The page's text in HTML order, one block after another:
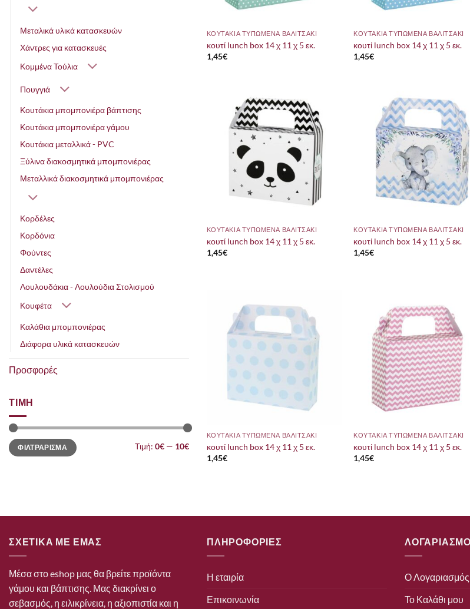
Μεταλικά υλικά κατασκευών
Χάντρες για κατασκευές
Κομμένα Τούλια
Πουγγιά
Κουτάκια μπομπονιέρα βάπτισης
Κουτάκια μπομπονιέρα γάμου
Κουτάκια μεταλλικά - PVC
Ξύλινα διακοσμητικά μπομπονιέρας
Μεταλλικά διακοσμητικά μπομπονιέρας
Κορδέλες
Κορδόνια
Φούντες
Δαντέλες
Λουλουδάκια - Λουλούδια Στολισμού
Κουφέτα
Καλάθια μπομπονιέρας
Διάφορα υλικά κατασκευών
Προσφορές
ΤΙΜΗ
Ελάχιστη
τιμή
Μέγιστη
τιμήΦΙΛΤΡΑΡΙΣΜΑ Τιμή: 0€ — 10€
ΚΟΥΤΑΚΙΑ ΤΥΠΩΜΕΝΑ ΒΑΛΙΤΣΑΚΙ
κουτί lunch box 14 χ 11 χ 5 εκ.
1,45€
ΚΟΥΤΑΚΙΑ ΤΥΠΩΜΕΝΑ ΒΑΛΙΤΣΑΚΙ
κουτί lunch box 14 χ 11 χ 5 εκ.
1,45€
ΚΟΥΤΑΚΙΑ ΤΥΠΩΜΕΝΑ ΒΑΛΙΤΣΑΚΙ
κουτί lunch box 14 χ 11 χ 5 εκ.
1,45€
ΚΟΥΤΑΚΙΑ ΤΥΠΩΜΕΝΑ ΒΑΛΙΤΣΑΚΙ
κουτί lunch box 14 χ 11 χ 5 εκ.
1,45€
ΚΟΥΤΑΚΙΑ ΤΥΠΩΜΕΝΑ ΒΑΛΙΤΣΑΚΙ
κουτί lunch box 14 χ 11 χ 5 εκ.
1,45€
ΚΟΥΤΑΚΙΑ ΤΥΠΩΜΕΝΑ ΒΑΛΙΤΣΑΚΙ
κουτί lunch box 14 χ 11 χ 5 εκ.
1,45€
ΣΧΕΤΙΚΑ ΜΕ ΕΜΑΣ
Μέσα στο eshop μας θα βρείτε προϊόντα
γάμου και βάπτισης. Μας διακρίνει ο
σεβασμός, η ειλικρίνεια, η αξιοπιστία και η
ΠΛΗΡΟΦΟΡΙΕΣ
Η εταιρία
Επικοινωνία
Ο
Το Καλάθι μου